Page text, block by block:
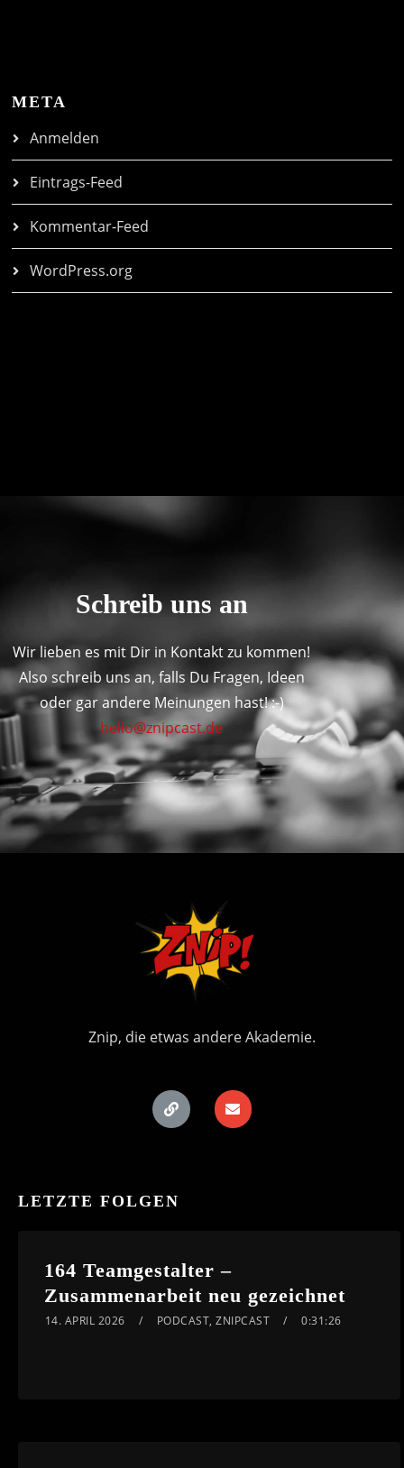
META
Anmelden
Eintrags-Feed
Kommentar-Feed
WordPress.org
Schreib uns an
Wir lieben es mit Dir in Kontakt zu kommen!
Also schreib uns an, falls Du Fragen, Ideen
oder gar andere Meinungen hast! :-)
hello@znipcast.de
Znip, die etwas andere Akademie.
LETZTE FOLGEN
164 Teamgestalter –
Zusammenarbeit neu gezeichnet
14. APRIL 2026 PODCAST,ZNIPCAST 0:31:26